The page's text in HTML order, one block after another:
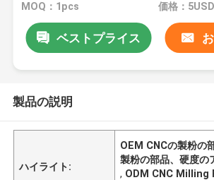
MOQ：1pcs 価格：5USD
ベストプライス
製品の説明
ハイライト:
OEM CNCの製粉の
製粉の部品、硬度の
, ODM CNC Milling